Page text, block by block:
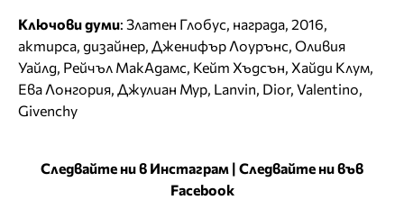
Ключови думи: Златен Глобус награда 2016
актирса дизайнер Дженифър Лоурънс Оливия
Уайлд Рейчъл МакАдамс Кейт Хъдсън Хайди Клум
Ева Лонгория Джулиан Мур Lanvin Dior, Valentino
Givenchy
Следвайте ни в Инстаграм | Следвайте ни във
Facebook